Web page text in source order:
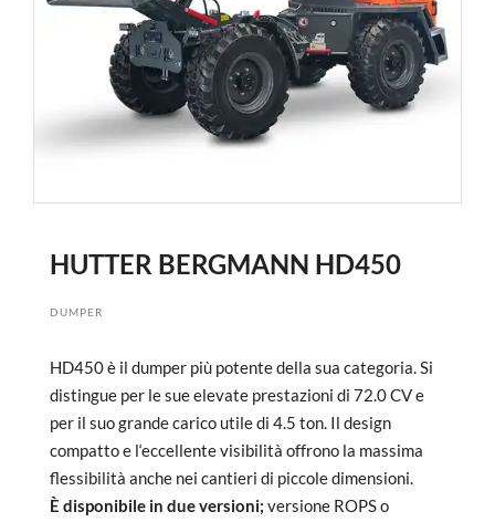
HUTTER BERGMANN HD450
DUMPER
HD450 è il dumper più potente della sua categoria. Si
distingue per le sue elevate prestazioni di 72.0 CV e
per il suo grande carico utile di 4.5 ton. Il design
compatto e l‘eccellente visibilità offrono la massima
flessibilità anche nei cantieri di piccole dimensioni.
È disponibile in due versioni; versione ROPS o